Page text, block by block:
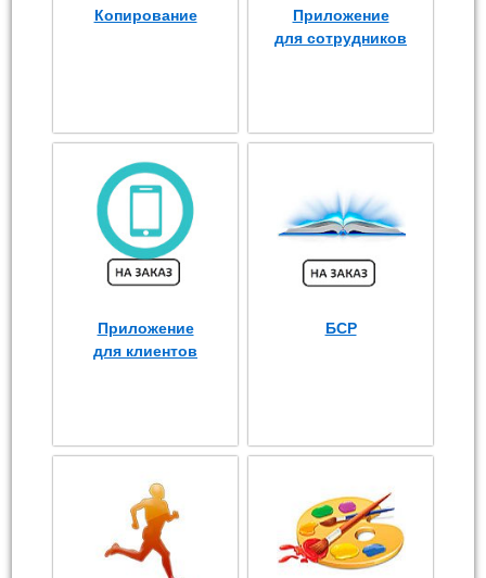
Копирование
Приложение
для сотрудников
Приложение
для клиентов
БСР